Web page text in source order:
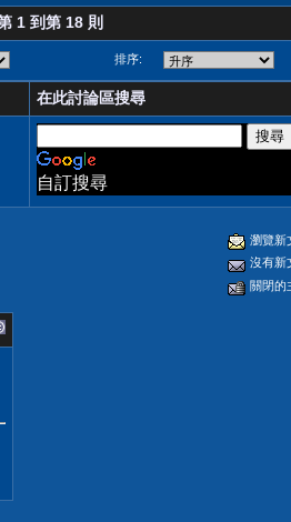
1 到第 18 則
排序:
在此討論區搜尋
自訂搜尋
瀏覽新
沒有新
關閉的